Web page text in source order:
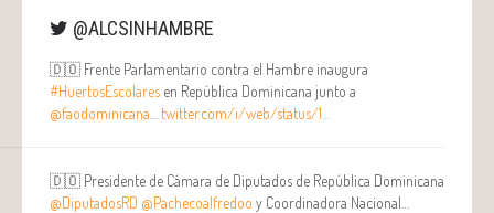
@ALCSINHAMBRE
🇩🇴 Frente Parlamentario contra el Hambre inaugura
#HuertosEscolares en República Dominicana junto a
@faodominicana
twitter.com/i/web/status/1…
🇩🇴 Presidente de Cámara de Diputados de República Dominicana
@DiputadosRD @Pachecoalfredoo y Coordinadora Nacional…